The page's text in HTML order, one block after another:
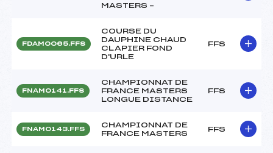
MASTERS –
FDAM0065.FFS
COURSE DU
DAUPHINE CHAUD
CLAPIER FOND
D'URLE
FFS
FNAM0141.FFS
CHAMPIONNAT DE
FRANCE MASTERS
LONGUE DISTANCE
FFS
FNAM0143.FFS
CHAMPIONNAT DE
FRANCE MASTERS
FFS